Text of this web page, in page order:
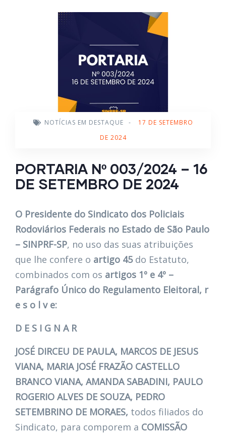
NOTÍCIAS EM DESTAQUE -
17 DE SETEMBRO
DE 2024
PORTARIA Nº 003/2024 – 16
DE SETEMBRO DE 2024
O Presidente do Sindicato dos Policiais
Rodoviários Federais no Estado de São Paulo
– SINPRF-SP, no uso das suas atribuições
que lhe confere o artigo 45 do Estatuto,
combinados com os artigos 1º e 4º –
Parágrafo Único do Regulamento Eleitoral, r
e s o l v e:
D E S I G N A R
JOSÉ DIRCEU DE PAULA, MARCOS DE JESUS
VIANA, MARIA JOSÉ FRAZÃO CASTELLO
BRANCO VIANA, AMANDA SABADINI, PAULO
ROGERIO ALVES DE SOUZA, PEDRO
SETEMBRINO DE MORAES, todos filiados do
Sindicato, para comporem a COMISSÃO